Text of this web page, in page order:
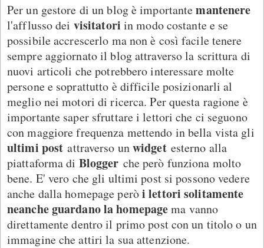
Per un gestore di un blog è importantemantenere
l'afflusso dei visitatori in modo costante e se
possibile accrescerlo ma non è così facile tenere
sempre aggiornato il blog attraverso la scrittura di
nuovi articoli che potrebbero interessare molte
persone e soprattutto è difficile posizionarli al
meglio nei motori di ricerca. Per questa ragione è
importante saper sfruttare i lettori che ci seguono
con maggiore frequenza mettendo in bella vista gli
ultimi post attraverso unwidgetesterno alla
piattaforma di Blogger che però funziona molto
bene. E' vero che gli ultimi post si possono vedere
anche dalla homepage peròi lettori solitamente
neanche guardano la homepagema vanno
direttamente dentro il primo post con un titolo o un
immagine che attiri la sua attenzione.